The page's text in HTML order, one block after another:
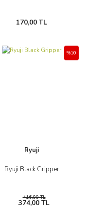
170,00 TL
Ryuji
Ryuji Black Gripper
%10
416,00 TL
374,00 TL